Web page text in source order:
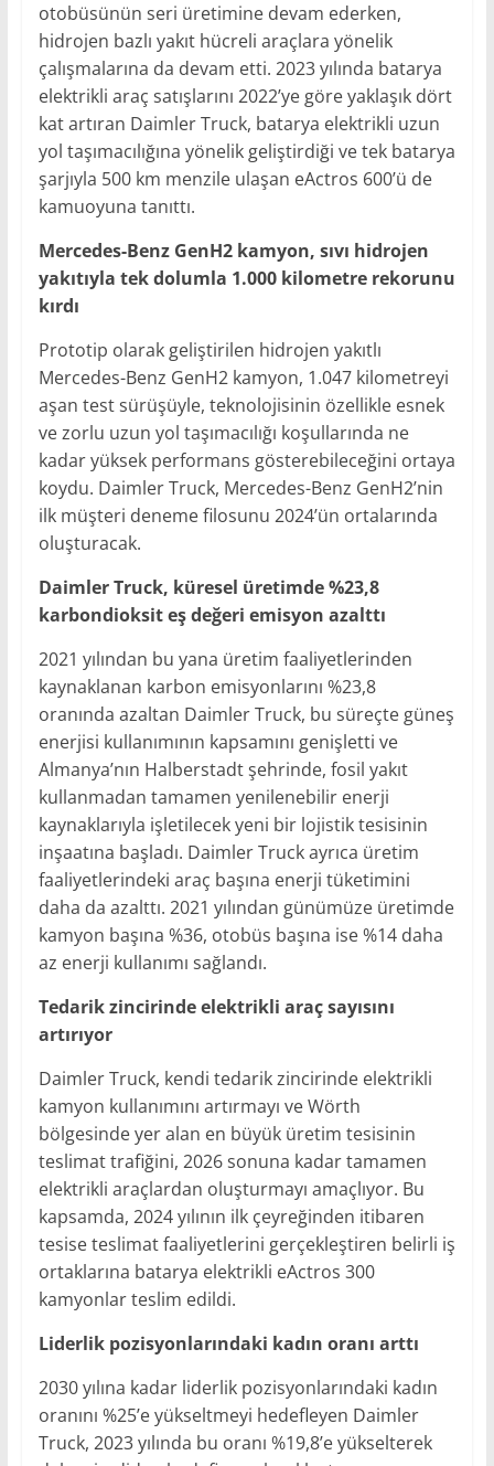
otobüsünün seri üretimine devam ederken,
hidrojen bazlı yakıt hücreli araçlara yönelik
çalışmalarına da devam etti. 2023 yılında batarya
elektrikli araç satışlarını 2022’ye göre yaklaşık dört
kat artıran Daimler Truck, batarya elektrikli uzun
yol taşımacılığına yönelik geliştirdiği ve tek batarya
şarjıyla 500 km menzile ulaşan eActros 600’ü de
kamuoyuna tanıttı.
Mercedes-Benz GenH2 kamyon, sıvı hidrojen
yakıtıyla tek dolumla 1.000 kilometre rekorunu
kırdı
Prototip olarak geliştirilen hidrojen yakıtlı
Mercedes-Benz GenH2 kamyon, 1.047 kilometreyi
aşan test sürüşüyle, teknolojisinin özellikle esnek
ve zorlu uzun yol taşımacılığı koşullarında ne
kadar yüksek performans gösterebileceğini ortaya
koydu. Daimler Truck, Mercedes-Benz GenH2’nin
ilk müşteri deneme filosunu 2024’ün ortalarında
oluşturacak.
Daimler Truck, küresel üretimde %23,8
karbondioksit eş değeri emisyon azalttı
2021 yılından bu yana üretim faaliyetlerinden
kaynaklanan karbon emisyonlarını %23,8
oranında azaltan Daimler Truck, bu süreçte güneş
enerjisi kullanımının kapsamını genişletti ve
Almanya’nın Halberstadt şehrinde, fosil yakıt
kullanmadan tamamen yenilenebilir enerji
kaynaklarıyla işletilecek yeni bir lojistik tesisinin
inşaatına başladı. Daimler Truck ayrıca üretim
faaliyetlerindeki araç başına enerji tüketimini
daha da azalttı. 2021 yılından günümüze üretimde
kamyon başına %36, otobüs başına ise %14 daha
az enerji kullanımı sağlandı.
Tedarik zincirinde elektrikli araç sayısını
artırıyor
Daimler Truck, kendi tedarik zincirinde elektrikli
kamyon kullanımını artırmayı ve Wörth
bölgesinde yer alan en büyük üretim tesisinin
teslimat trafiğini, 2026 sonuna kadar tamamen
elektrikli araçlardan oluşturmayı amaçlıyor. Bu
kapsamda, 2024 yılının ilk çeyreğinden itibaren
tesise teslimat faaliyetlerini gerçekleştiren belirli iş
ortaklarına batarya elektrikli eActros 300
kamyonlar teslim edildi.
Liderlik pozisyonlarındaki kadın oranı arttı
2030 yılına kadar liderlik pozisyonlarındaki kadın
oranını %25’e yükseltmeyi hedefleyen Daimler
Truck, 2023 yılında bu oranı %19,8’e yükselterek